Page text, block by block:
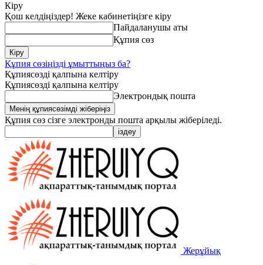
Кіру
Қош келдіңіздер! Жеке кабинетіңізге кіру
Пайдаланушы аты
Құпия сөз
Құпия сөзіңізді ұмыттыңыз ба?
Құпиясөзді қалпына келтіру
Құпиясөзді қалпына келтіру
Электрондық пошта
Құпия сөз сізге электронды пошта арқылы жіберіледі.
Жерұйық